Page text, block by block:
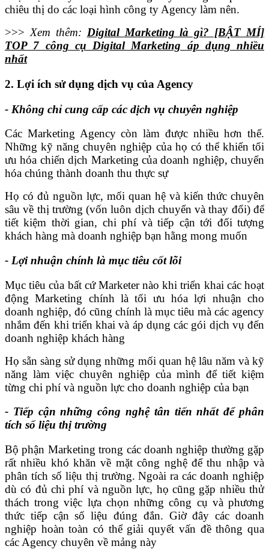
chiêu thị do các loại hình công ty Agency làm nên.
>>> Xem thêm: Digital Marketing là gì? [BẬT MÍ]
TOP 7 công cụ Digital Marketing áp dụng nhiều
nhất
2. Lợi ích sử dụng dịch vụ của Agency
- Không chỉ cung cấp các dịch vụ chuyên nghiệp
Các Marketing Agency còn làm được nhiều hơn thế.
Những kỹ năng chuyên nghiệp của họ có thể khiến tối
ưu hóa chiến dịch Marketing của doanh nghiệp, chuyển
hóa chúng thành doanh thu thực sự
Họ có đủ nguồn lực, mối quan hệ và kiến thức chuyên
sâu về thị trường (vốn luôn dịch chuyển và thay đổi) để
tiết kiệm thời gian, chi phí và tiếp cận tới đối tượng
khách hàng mà doanh nghiệp bạn hằng mong muốn
- Lợi nhuận chính là mục tiêu cốt lõi
Mục tiêu của bất cứ Marketer nào khi triển khai các hoạt
động Marketing chính là tối ưu hóa lợi nhuận cho
doanh nghiệp, đó cũng chính là mục tiêu mà các agency
nhắm đến khi triển khai và áp dụng các gói dịch vụ đến
doanh nghiệp khách hàng
Họ sẵn sàng sử dụng những mối quan hệ lâu năm và kỹ
năng làm việc chuyên nghiệp của mình để tiết kiệm
từng chi phí và nguồn lực cho doanh nghiệp của bạn
- Tiếp cận những công nghệ tân tiến nhất để phân
tích số liệu thị trường
Bộ phận Marketing trong các doanh nghiệp thường gặp
rất nhiều khó khăn về mặt công nghệ để thu nhập và
phân tích số liệu thị trường. Ngoài ra các doanh nghiệp
dù có đủ chi phí và nguồn lực, họ cũng gặp nhiều thử
thách trong việc lựa chọn những công cụ và phương
thức tiếp cận số liệu đúng đắn. Giờ đây các doanh
nghiệp hoàn toàn có thể giải quyết vấn đề thông qua
các Agency chuyên về mảng này